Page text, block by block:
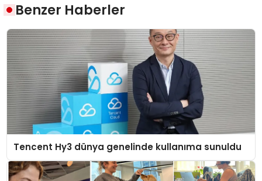
Benzer Haberler
Tencent Hy3 dünya genelinde kullanıma sunuldu